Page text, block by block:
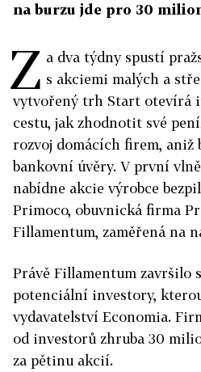
na burzu jde pro 30
Z a dva týdny spustí
s akciemi malých a
vytvořený trh Start otevírá
cestu, jak zhodnotit své
rozvoj domácích firem, aniž
bankovní úvěry. V první
nabídne akcie výrobce
Primoco, obuvnická firma
Fillamentum, zaměřená na
Právě Fillamentum završilo
potenciální investory,
vydavatelství Economia.
od investorů zhruba 30
za pětinu akcií.